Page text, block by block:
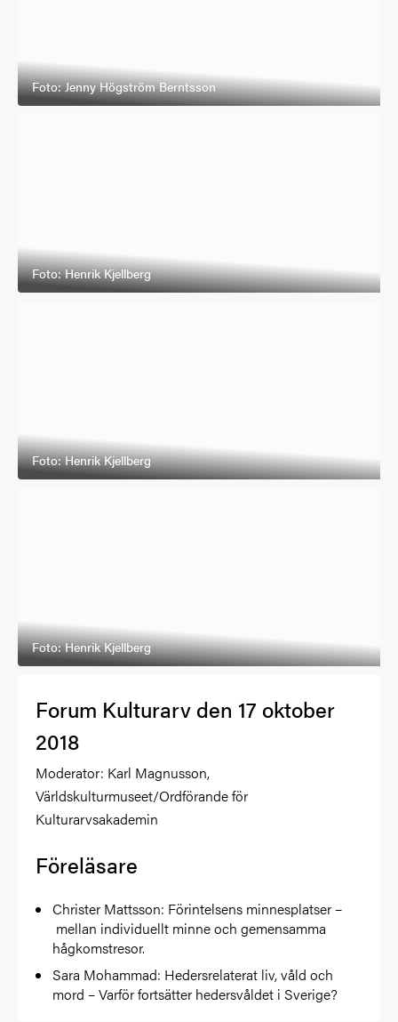
Foto: Jenny Högström Berntsson
Foto: Henrik Kjellberg
Foto: Henrik Kjellberg
Foto: Henrik Kjellberg
Forum Kulturarv den 17 oktober
2018
Moderator: Karl Magnusson,
Världskulturmuseet/Ordförande för
Kulturarvsakademin
Föreläsare
Christer Mattsson: Förintelsens minnesplatser –
mellan individuellt minne och gemensamma
hågkomstresor.
Sara Mohammad: Hedersrelaterat liv, våld och
mord – Varför fortsätter hedersvåldet i Sverige?